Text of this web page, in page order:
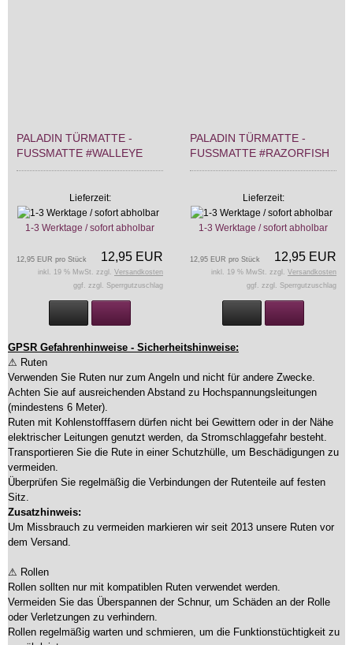
PALADIN TÜRMATTE -
FUSSMATTE #WALLEYE
Lieferzeit:
1-3 Werktage / sofort abholbar
12,95 EUR
12,95 EUR pro Stück
inkl. 19 % MwSt. zzgl. Versandkosten
ggf. zzgl. Sperrgutzuschlag
PALADIN TÜRMATTE -
FUSSMATTE #RAZORFISH
Lieferzeit:
1-3 Werktage / sofort abholbar
12,95 EUR
12,95 EUR pro Stück
inkl. 19 % MwSt. zzgl. Versandkosten
ggf. zzgl. Sperrgutzuschlag
GPSR Gefahrenhinweise - Sicherheitshinweise:
⚠ Ruten
Verwenden Sie Ruten nur zum Angeln und nicht für andere Zwecke.
Achten Sie auf ausreichenden Abstand zu Hochspannungsleitungen
(mindestens 6 Meter).
Ruten mit Kohlenstofffasern dürfen nicht bei Gewittern oder in der Nähe
elektrischer Leitungen genutzt werden, da Stromschlaggefahr besteht.
Transportieren Sie die Rute in einer Schutzhülle, um Beschädigungen zu
vermeiden.
Überprüfen Sie regelmäßig die Verbindungen der Rutenteile auf festen
Sitz.
Zusatzhinweis:
Um Missbrauch zu vermeiden markieren wir seit 2013 unsere Ruten vor
dem Versand.
⚠ Rollen
Rollen sollten nur mit kompatiblen Ruten verwendet werden.
Vermeiden Sie das Überspannen der Schnur, um Schäden an der Rolle
oder Verletzungen zu verhindern.
Rollen regelmäßig warten und schmieren, um die Funktionstüchtigkeit zu